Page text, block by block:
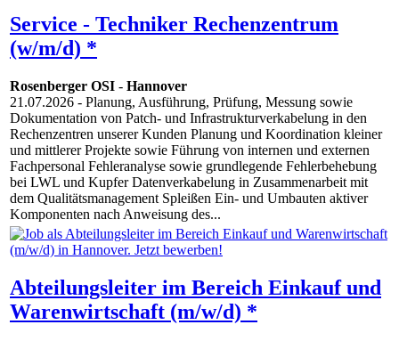
Service - Techniker Rechenzentrum
(w/m/d) *
Rosenberger OSI - Hannover
21.07.2026 - Planung, Ausführung, Prüfung, Messung sowie
Dokumentation von Patch- und Infrastrukturverkabelung in den
Rechenzentren unserer Kunden Planung und Koordination kleiner
und mittlerer Projekte sowie Führung von internen und externen
Fachpersonal Fehleranalyse sowie grundlegende Fehlerbehebung
bei LWL und Kupfer Datenverkabelung in Zusammenarbeit mit
dem Qualitätsmanagement Spleißen Ein- und Umbauten aktiver
Komponenten nach Anweisung des...
Abteilungsleiter im Bereich Einkauf und
Warenwirtschaft (m/w/d) *